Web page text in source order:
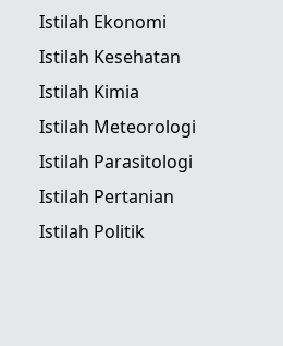
Istilah Ekonomi
Istilah Kesehatan
Istilah Kimia
Istilah Meteorologi
Istilah Parasitologi
Istilah Pertanian
Istilah Politik